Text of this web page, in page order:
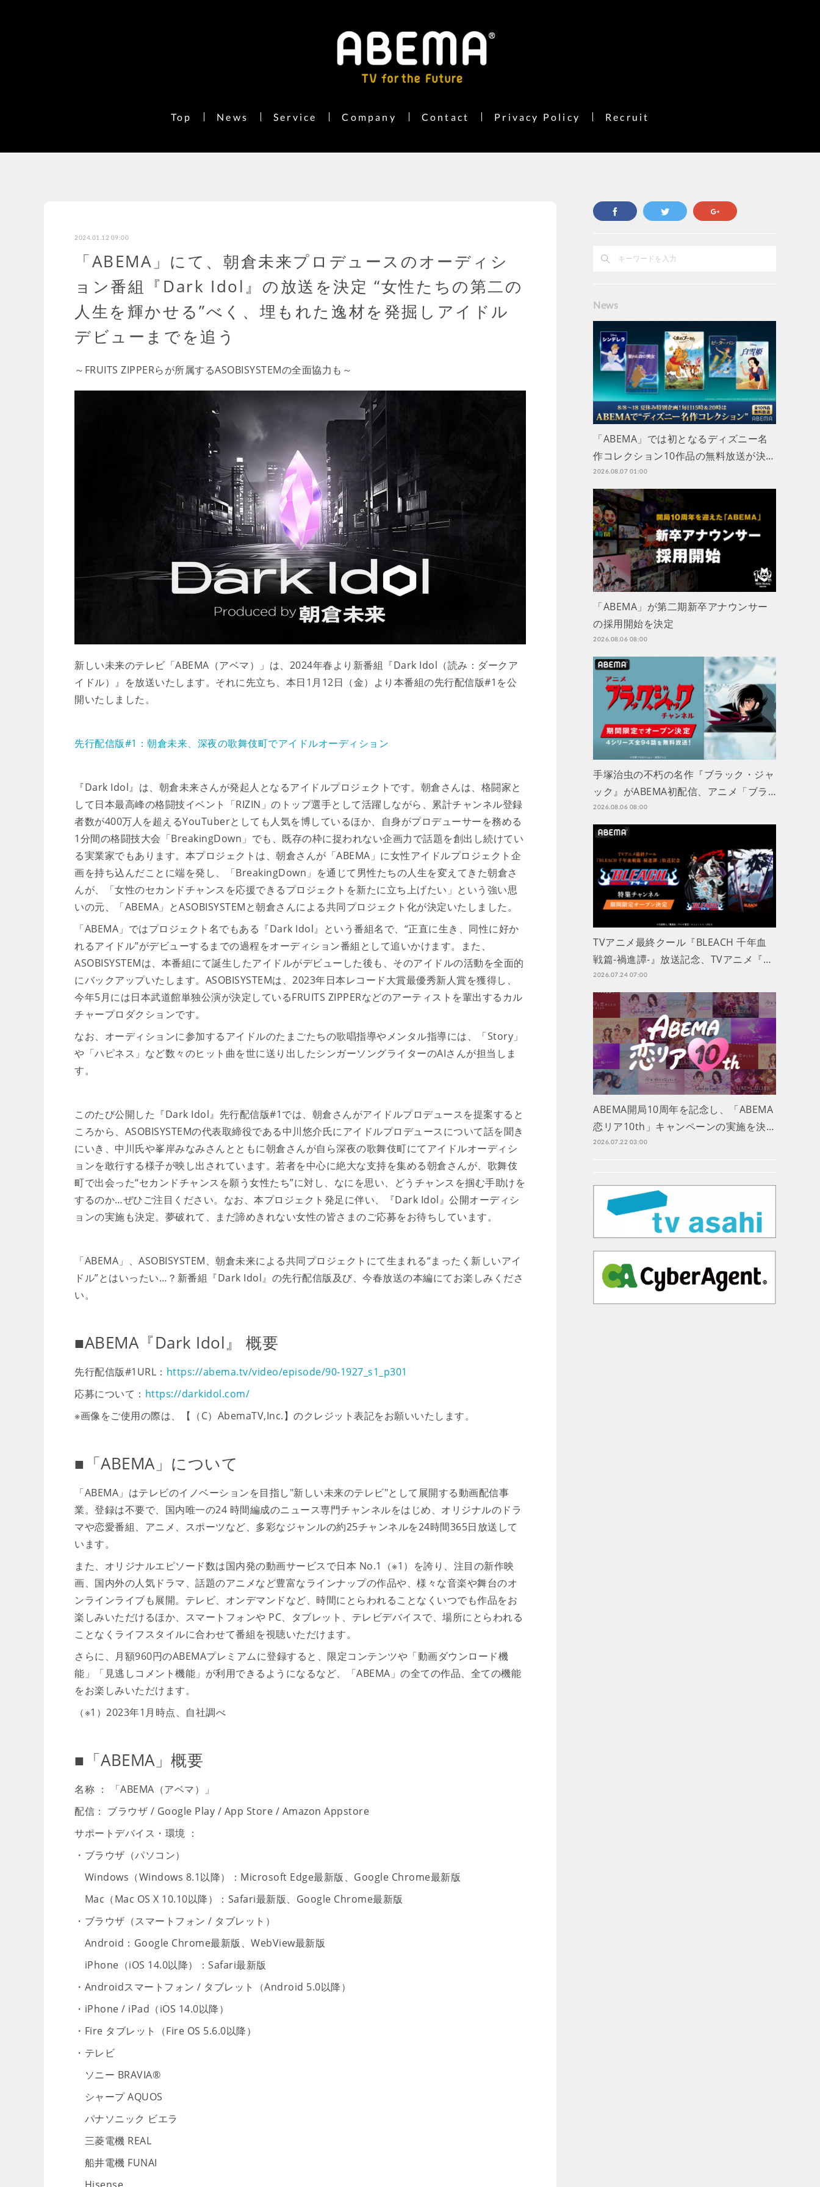
Top News Service Company Contact Privacy Policy Recruit
2024.01.12 09:00
「ABEMA」にて、朝倉未来プロデュースのオーディシ
ョン番組『Dark Idol』の放送を決定 “女性たちの第二の
人生を輝かせる”べく、埋もれた逸材を発掘しアイドル
デビューまでを追う
～FRUITS ZIPPERらが所属するASOBISYSTEMの全面協力も～
新しい未来のテレビ「ABEMA（アベマ）」は、2024年春より新番組『Dark Idol（読み：ダークア
イドル）』を放送いたします。それに先立ち、本日1月12日（金）より本番組の先行配信版#1を公
開いたしました。
先行配信版#1：朝倉未来、深夜の歌舞伎町でアイドルオーディション
『Dark Idol』は、朝倉未来さんが発起人となるアイドルプロジェクトです。朝倉さんは、格闘家と
して日本最高峰の格闘技イベント「RIZIN」のトップ選手として活躍しながら、累計チャンネル登録
者数が400万人を超えるYouTuberとしても人気を博しているほか、自身がプロデューサーを務める
1分間の格闘技大会「BreakingDown」でも、既存の枠に捉われない企画力で話題を創出し続けてい
る実業家でもあります。本プロジェクトは、朝倉さんが「ABEMA」に女性アイドルプロジェクト企
画を持ち込んだことに端を発し、「BreakingDown」を通じて男性たちの人生を変えてきた朝倉さ
んが、「女性のセカンドチャンスを応援できるプロジェクトを新たに立ち上げたい」という強い思
いの元、「ABEMA」とASOBISYSTEMと朝倉さんによる共同プロジェクト化が決定いたしました。
「ABEMA」ではプロジェクト名でもある『Dark Idol』という番組名で、“正直に生き、同性に好か
れるアイドル”がデビューするまでの過程をオーディション番組として追いかけます。また、
ASOBISYSTEMは、本番組にて誕生したアイドルがデビューした後も、そのアイドルの活動を全面的
にバックアップいたします。ASOBISYSTEMは、2023年日本レコード大賞最優秀新人賞を獲得し、
今年5月には日本武道館単独公演が決定しているFRUITS ZIPPERなどのアーティストを輩出するカル
チャープロダクションです。
なお、オーディションに参加するアイドルのたまごたちの歌唱指導やメンタル指導には、「Story」
や「ハピネス」など数々のヒット曲を世に送り出したシンガーソングライターのAIさんが担当しま
す。
このたび公開した『Dark Idol』先行配信版#1では、朝倉さんがアイドルプロデュースを提案すると
ころから、ASOBISYSTEMの代表取締役である中川悠介氏にアイドルプロデュースについて話を聞き
にいき、中川氏や峯岸みなみさんとともに朝倉さんが自ら深夜の歌舞伎町にてアイドルオーディシ
ョンを敢行する様子が映し出されています。若者を中心に絶大な支持を集める朝倉さんが、歌舞伎
町で出会った“セカンドチャンスを願う女性たち”に対し、なにを思い、どうチャンスを掴む手助けを
するのか…ぜひご注目ください。なお、本プロジェクト発足に伴い、『Dark Idol』公開オーディシ
ョンの実施も決定。夢破れて、まだ諦めきれない女性の皆さまのご応募をお待ちしています。
「ABEMA」、ASOBISYSTEM、朝倉未来による共同プロジェクトにて生まれる“まったく新しいアイ
ドル”とはいったい…？新番組『Dark Idol』の先行配信版及び、今春放送の本編にてお楽しみくださ
い。
■ABEMA『Dark Idol』 概要
先行配信版#1URL： https://abema.tv/video/episode/90-1927_s1_p301
応募について： https://darkidol.com/
※画像をご使用の際は、【（C）AbemaTV,Inc.】のクレジット表記をお願いいたします。
■「ABEMA」について
「ABEMA」はテレビのイノベーションを目指し"新しい未来のテレビ"として展開する動画配信事
業。登録は不要で、国内唯一の24 時間編成のニュース専門チャンネルをはじめ、オリジナルのドラ
マや恋愛番組、アニメ、スポーツなど、多彩なジャンルの約25チャンネルを24時間365日放送して
います。
また、オリジナルエピソード数は国内発の動画サービスで日本 No.1（※1）を誇り、注目の新作映
画、国内外の人気ドラマ、話題のアニメなど豊富なラインナップの作品や、様々な音楽や舞台のオ
ンラインライブも展開。テレビ、オンデマンドなど、時間にとらわれることなくいつでも作品をお
楽しみいただけるほか、スマートフォンや PC、タブレット、テレビデバイスで、場所にとらわれる
ことなくライフスタイルに合わせて番組を視聴いただけます。
さらに、月額960円のABEMAプレミアムに登録すると、限定コンテンツや「動画ダウンロード機
能」「見逃しコメント機能」が利用できるようになるなど、「ABEMA」の全ての作品、全ての機能
をお楽しみいただけます。
（※1）2023年1月時点、自社調べ
■「ABEMA」概要
名称 ： 「ABEMA（アベマ）」
配信： ブラウザ / Google Play / App Store / Amazon Appstore
サポートデバイス・環境 ：
・ブラウザ（パソコン）
Windows（Windows 8.1以降）：Microsoft Edge最新版、Google Chrome最新版
Mac（Mac OS X 10.10以降）：Safari最新版、Google Chrome最新版
・ブラウザ（スマートフォン / タブレット）
Android：Google Chrome最新版、WebView最新版
iPhone（iOS 14.0以降）：Safari最新版
・Androidスマートフォン / タブレット（Android 5.0以降）
・iPhone / iPad（iOS 14.0以降）
・Fire タブレット（Fire OS 5.6.0以降）
・テレビ
ソニー BRAVIA®
シャープ AQUOS
パナソニック ビエラ
三菱電機 REAL
船井電機 FUNAI
News
「ABEMA」では初となるディズニー名
作コレクション10作品の無料放送が決…
2026.08.07 01:00
「ABEMA」が第二期新卒アナウンサー
の採用開始を決定
2026.08.06 08:00
手塚治虫の不朽の名作『ブラック・ジャ
ック』がABEMA初配信、アニメ「ブラ…
2026.08.06 08:00
TVアニメ最終クール『BLEACH 千年血
戦篇-禍進譚-』放送記念、TVアニメ『…
2026.07.24 07:00
ABEMA開局10周年を記念し、「ABEMA
恋リア10th」キャンペーンの実施を決…
2026.07.22 03:00